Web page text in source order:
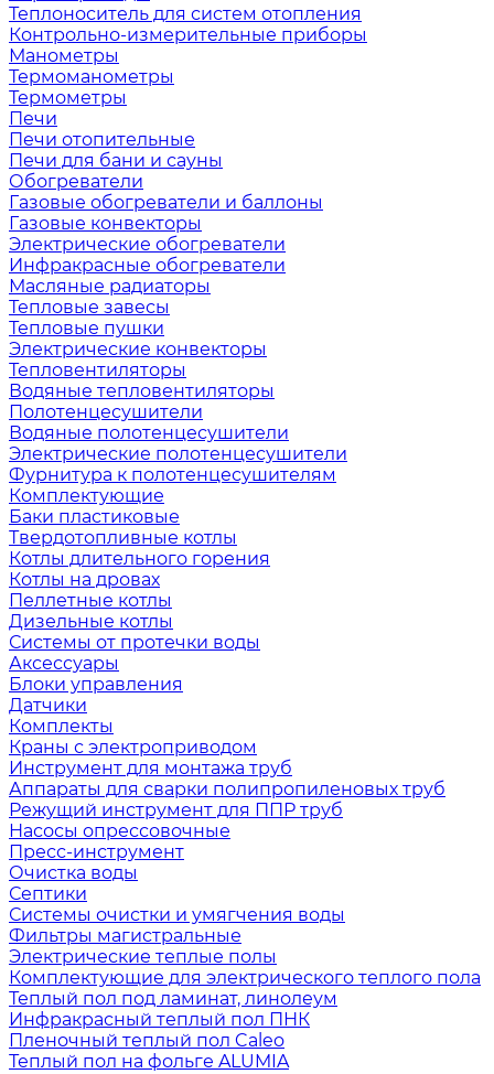
Теплоноситель для систем отопления
Контрольно-измерительные приборы
Манометры
Термоманометры
Термометры
Печи
Печи отопительные
Печи для бани и сауны
Обогреватели
Газовые обогреватели и баллоны
Газовые конвекторы
Электрические обогреватели
Инфракрасные обогреватели
Масляные радиаторы
Тепловые завесы
Тепловые пушки
Электрические конвекторы
Тепловентиляторы
Водяные тепловентиляторы
Полотенцесушители
Водяные полотенцесушители
Электрические полотенцесушители
Фурнитура к полотенцесушителям
Комплектующие
Баки пластиковые
Твердотопливные котлы
Котлы длительного горения
Котлы на дровах
Пеллетные котлы
Дизельные котлы
Системы от протечки воды
Аксессуары
Блоки управления
Датчики
Комплекты
Краны с электроприводом
Инструмент для монтажа труб
Аппараты для сварки полипропиленовых труб
Режущий инструмент для ППР труб
Насосы опрессовочные
Пресс-инструмент
Очистка воды
Септики
Системы очистки и умягчения воды
Фильтры магистральные
Электрические теплые полы
Комплектующие для электрического теплого пола
Теплый пол под ламинат, линолеум
Инфракрасный теплый пол ПНК
Пленочный теплый пол Caleo
Теплый пол на фольге ALUMIA